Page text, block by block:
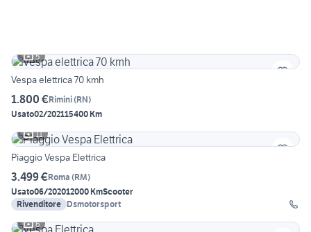
5
Vespa elettrica 70 kmh
1.800 €Rimini(RN)
Usato02/202115400 Km
11
Piaggio Vespa Elettrica
3.499 €Roma (RM)
Usato06/202012000 KmScooter
Rivenditore Dsmotorsport
6